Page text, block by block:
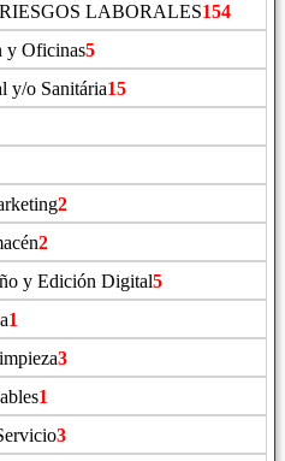
LABORALES154
y Oficinas5
y/o Sanitária15
2
2
y Edición Digital5
1
3
1
3